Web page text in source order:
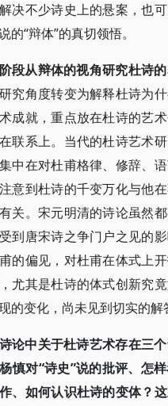
决不少诗史上的悬案，也
的“辩体”的真切领悟。
段从辩体的视角研究杜诗
研究角度转变为解释杜诗为
成就，重点放在杜诗的艺
联系上。当代的杜诗艺术
中在对杜甫格律、修辞、
意到杜诗的千变万化与他
关。宋元明清的诗论虽然
到唐宋诗之争门户之见的
的偏见，对杜甫在体式上
尤其是杜诗的体式创新究
的变化，尚未见到切实的解
论中关于杜诗艺术存在三
慎对“诗史”说的批评、怎
、如何认识杜诗的变体？